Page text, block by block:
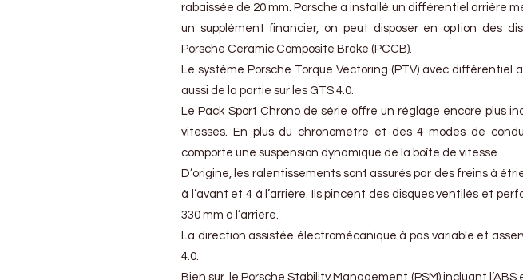
rabaissée de 20 mm. Porsche a installé un différentiel arrière
un supplément financier, on peut disposer en option des
Porsche Ceramic Composite Brake (PCCB).
Le système Porsche Torque Vectoring (PTV) avec différentiel
aussi de la partie sur les GTS 4.0.
Le Pack Sport Chrono de série offre un réglage encore plus
vitesses. En plus du chronomètre et des 4 modes de
comporte une suspension dynamique de la boîte de vitesse.
D’origine, les ralentissements sont assurés par des freins à
à l’avant et 4 à l’arrière. Ils pincent des disques ventilés et
330 mm à l’arrière.
La direction assistée électromécanique à pas variable et
4.0.
Bien sur, le Porsche Stability Management (PSM) incluant